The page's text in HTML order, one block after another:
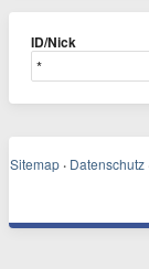
ID/Nick
Sitemap · Datenschutz